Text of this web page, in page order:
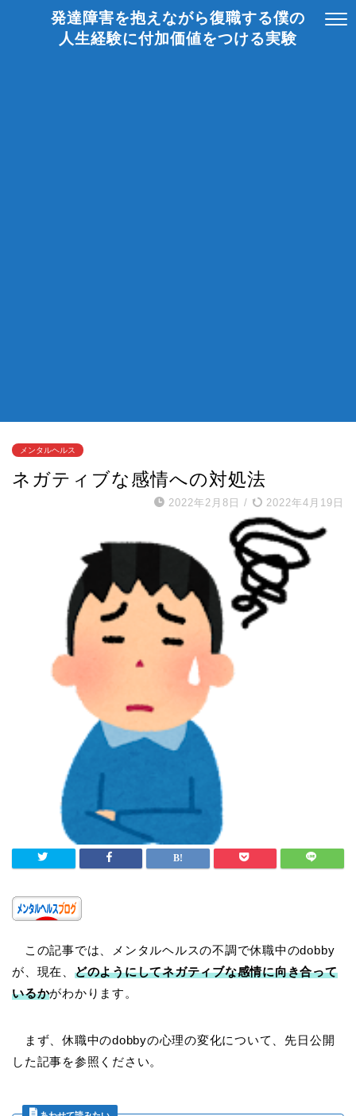
発達障害を抱えながら復職する僕の
人生経験に付加価値をつける実験
メンタルヘルス
ネガティブな感情への対処法
2022年2月8日 / 2022年4月19日
この記事では、メンタルヘルスの不調で休職中のdobby
が、現在、 どのようにしてネガティブな感情に向き合って
いるかがわかります。
まず、休職中のdobbyの心理の変化について、先日公開
した記事を参照ください。